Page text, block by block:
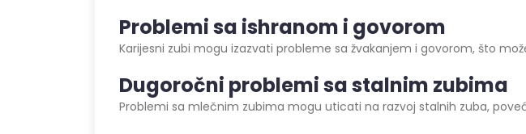
Problemi sa ishranom i govorom
Karijesni zubi mogu izazvati probleme sa žvakanjem i govorom, što
Dugoročni problemi sastalnim zubima
Problemi sa mlečnim zubima mogu uticati na razvoj stalnih zuba,